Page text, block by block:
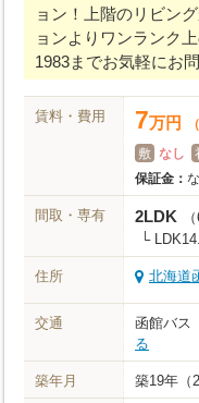
ョン！上階のリビン
ョンよりワンランク
1983までお気軽にお
賃料・費用 7万円
敷 なし
保証金：
間取・専有 2LDK
└
住所 北海道
交通 函館バス
る
築年月 築19年